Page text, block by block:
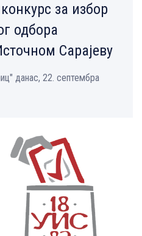
за избор
одбора
Сарајеву
данас, 22. септембра